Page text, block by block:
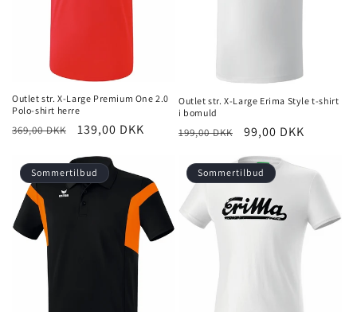
Outlet str. X-Large Premium One 2.0
Polo-shirt herre
Normalpris
369,00 DKK Udsalgspris
139,00 DKK
Outlet str. X-Large Erima Style t-shirt
i bomuld
Normalpris
199,00 DKK Udsalgspris
99,00 DKK
Sommertilbud Sommertilbud